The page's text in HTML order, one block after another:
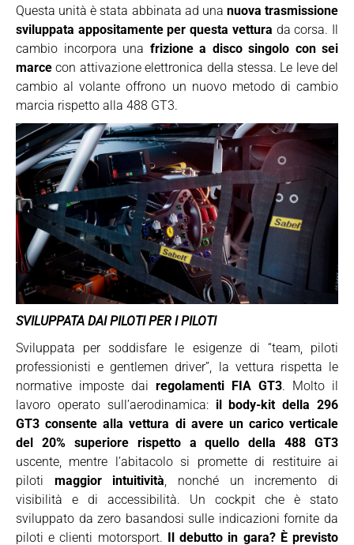
Questa unità è stata abbinata ad una nuova trasmissione
sviluppata appositamente per questa vettura da corsa. Il
cambio incorpora una frizione a disco singolo con sei
marce con attivazione elettronica della stessa. Le leve del
cambio al volante offrono un nuovo metodo di cambio
marcia rispetto alla 488 GT3.
SVILUPPATA DAI PILOTI PER I PILOTI
Sviluppata per soddisfare le esigenze di “team, piloti
professionisti e gentlemen driver”, la vettura rispetta le
normative imposte dai regolamenti FIA GT3. Molto il
lavoro operato sull’aerodinamica: il body-kit della 296
GT3 consente alla vettura di avere un carico verticale
del 20% superiore rispetto a quello della 488 GT3
uscente, mentre l’abitacolo si promette di restituire ai
piloti maggior intuitività, nonché un incremento di
visibilità e di accessibilità. Un cockpit che è stato
sviluppato da zero basandosi sulle indicazioni fornite da
piloti e clienti motorsport. Il debutto in gara? È previsto